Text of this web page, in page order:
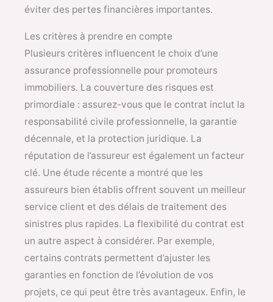
éviter des pertes financières importantes.
Les critères à prendre en compte
Plusieurs critères influencent le choix d’une
assurance professionnelle pour promoteurs
immobiliers. La couverture des risques est
primordiale : assurez-vous que le contrat inclut la
responsabilité civile professionnelle, la garantie
décennale, et la protection juridique. La
réputation de l’assureur est également un facteur
clé. Une étude récente a montré que les
assureurs bien établis offrent souvent un meilleur
service client et des délais de traitement des
sinistres plus rapides. La flexibilité du contrat est
un autre aspect à considérer. Par exemple,
certains contrats permettent d’ajuster les
garanties en fonction de l’évolution de vos
projets, ce qui peut être très avantageux. Enfin, le